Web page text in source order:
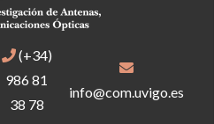
(+34)
986 81
38 78
info@com.uvigo.es